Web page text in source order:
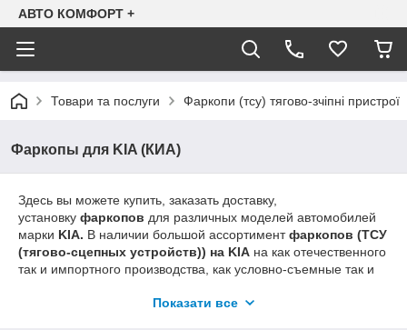
АВТО КОМФОРТ +
Товари та послуги Фаркопи (тсу) тягово-зчіпні пристрої
Фаркопы для KIA (КИА)
Здесь вы можете купить, заказать доставку,
установку фаркопов для различных моделей автомобилей
марки KIA. В наличии большой ассортиментфаркопов (ТСУ
(тягово-сцепных устройств)) на KIA на как отечественного
так и импортного производства, как условно-съемные так и
Если вы не находите информацию о фаркопе
Показати все